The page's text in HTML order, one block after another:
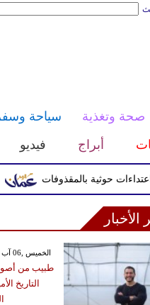
صحة وتغذية سياحة
أبراج فيديو
محمد
الأخبار
GMT 12:56 2026 الخميس ,06 آب / أغسطس
طبيب من
التاريخ